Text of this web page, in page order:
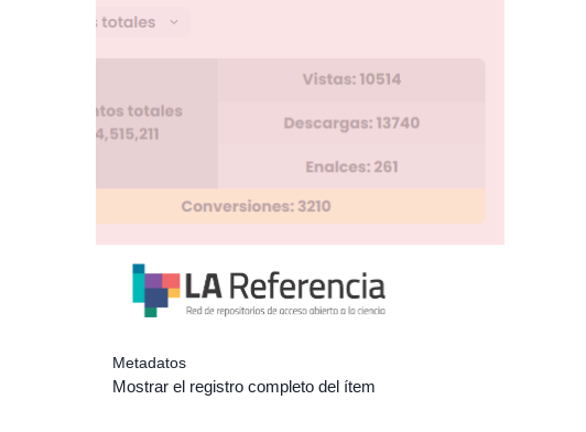
Metadatos
Mostrar el registro completo del ítem